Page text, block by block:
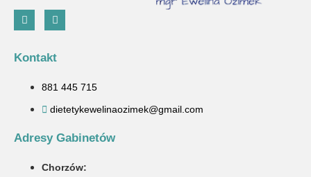
Kontakt
881 445 715
dietetykewelinaozimek@gmail.com
Adresy Gabinetów
Chorzów: